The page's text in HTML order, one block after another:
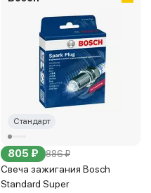
Стандарт
805 ₽ 886 ₽
Свеча зажигания Bosch
Standard Super